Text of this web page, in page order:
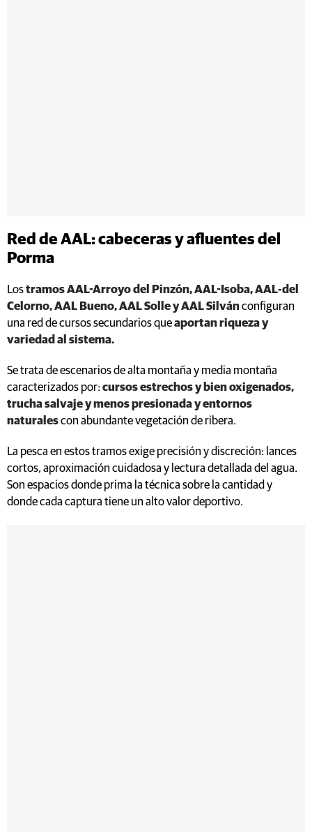
Red de AAL: cabeceras y afluentes del
Porma
Lostramos AAL-Arroyo del Pinzón, AAL-Isoba, AAL-del
Celorno, AAL Bueno, AAL Solle y AAL Silvánconfiguran
una red de cursos secundarios queaportan riqueza y
variedad al sistema.
Se trata de escenarios de alta montaña y media montaña
caracterizados por: cursos estrechos y bien oxigenados,
trucha salvaje y menos presionada y entornos
naturalescon abundante vegetación de ribera.
La pesca en estos tramos exige precisión y discreción: lances
cortos, aproximación cuidadosa y lectura detallada del agua.
Son espacios donde prima la técnica sobre la cantidad y
donde cada captura tiene un alto valor deportivo.